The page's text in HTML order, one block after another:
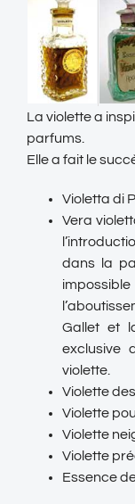
La violette a
parfums.
Elle a fait le
Violetta di
Vera
dans la
Gallet et
exclusive
violette.
Violette
Violette
Violette
Violette
Essence